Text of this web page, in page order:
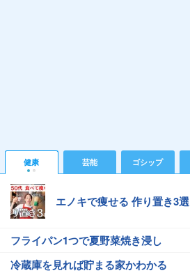
健康 芸能 ゴシップ
エノキで痩せる 作り置き3選
フライパン1つで夏野菜焼き浸し
冷蔵庫を見れば貯まる家かわかる